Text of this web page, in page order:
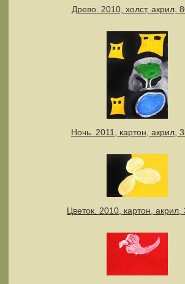
Древо. 2010, холст, акрил,
Ночь. 2011, картон, акрил,
Цветок. 2010, картон, акрил,